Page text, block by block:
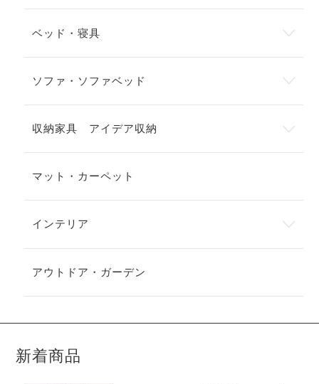
ベッド・寝具
ソファ・ソファベッド
収納家具 アイデア収納
マット・カーペット
インテリア
アウトドア・ガーデン
新着商品